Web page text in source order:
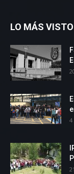
LO MÁS VISTO
4